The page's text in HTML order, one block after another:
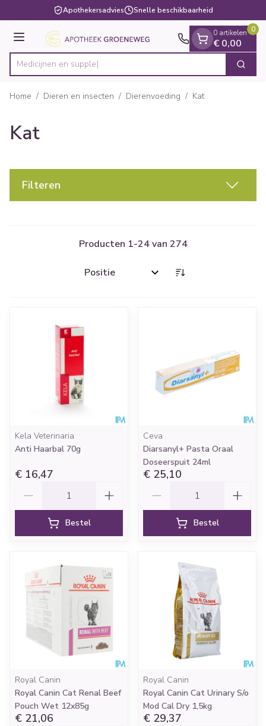
Ga naar de inhoudApothekersadvies Snelle beschikbaarheid
Menu
Product, merk, categorie... Zoek
0 artikelen
€ 0,00
0
Home / Dieren en insecten / Dierenvoeding / Kat
Kat
Filteren
Producten 1-24van 274
Sorteer op:
Kela Veterinaria
Anti Haarbal 70g
€ 16,47
Bestel
Ceva
Diarsanyl+ Pasta Oraal
Doseerspuit 24ml
€ 25,10
Bestel
Royal Canin
Royal Canin Cat Renal Beef
Pouch Wet 12x85g
€ 21,06
Royal Canin
Royal Canin Cat Urinary S/o
Mod Cal Dry 1,5kg
€ 29,37